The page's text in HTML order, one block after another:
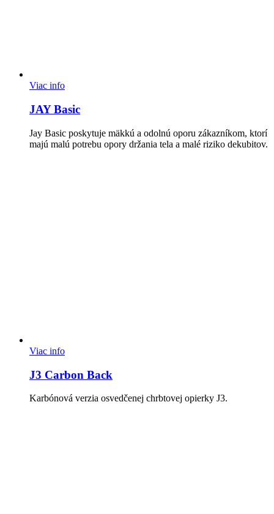
Viac info
JAY Basic
Jay Basic poskytuje mäkkú a odolnú oporu zákazníkom, ktorí
majú malú potrebu opory držania tela a malé riziko dekubitov.
Viac info
J3 Carbon Back
Karbónová verzia osvedčenej chrbtovej opierky J3.